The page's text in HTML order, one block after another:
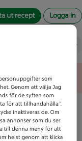
ut recept Logga in
som
Genom att välja Jag
för de syften som
för att tillhandahålla”.
inaktiveras de. Om
annonser som du ser
till denna meny för att
helst genom att klicka